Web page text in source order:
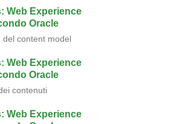
Imola (BO)
imprese BO 03351570373